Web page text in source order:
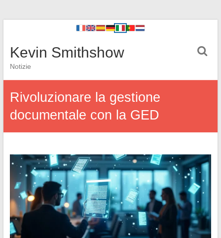
Kevin Smithshow
Notizie
Rivoluzionare la gestione
documentale con la GED